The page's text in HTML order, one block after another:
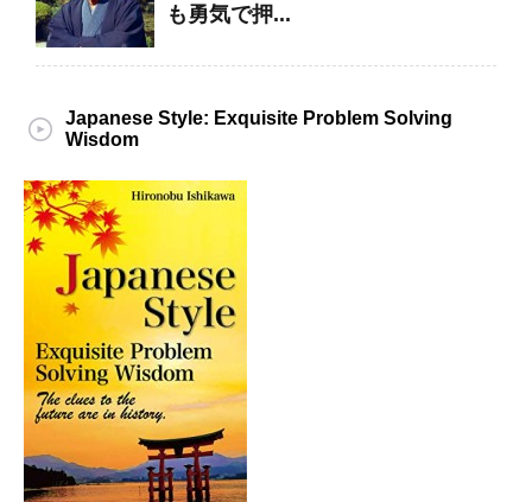
も勇気で押...
Japanese Style: Exquisite Problem Solving
Wisdom